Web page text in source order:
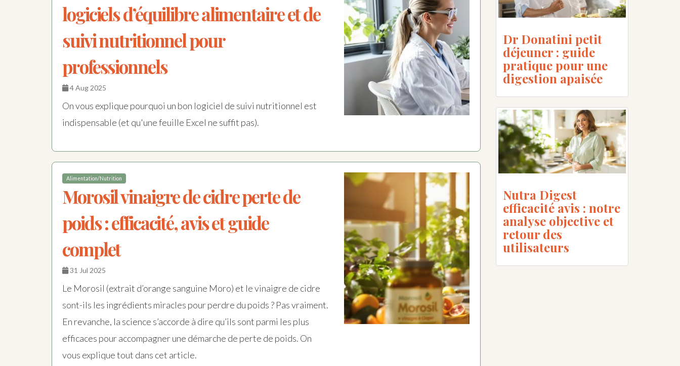
logiciels d’équilibre alimentaire et de
suivi nutritionnel pour
professionnels
4 Aug 2025
On vous explique pourquoi un bon logiciel de suivi nutritionnel est
indispensable (et qu'une feuille Excel ne suffit pas).
Alimentation/Nutrition
Morosil vinaigre de cidre perte de
poids : efficacité, avis et guide
complet
31 Jul 2025
Le Morosil (extrait d’orange sanguine Moro) et le vinaigre de cidre
sont-ils les ingrédients miracles pour perdre du poids ? Pas vraiment.
En revanche, la science s’accorde à dire qu’ils sont parmi les plus
efficaces pour accompagner une démarche de perte de poids. On
vous explique tout dans cet article.
Dr Donatini petit
déjeuner : guide
pratique pour une
digestion apaisée
Nutra Digest
efficacité avis : notre
analyse objective et
retour des
utilisateurs